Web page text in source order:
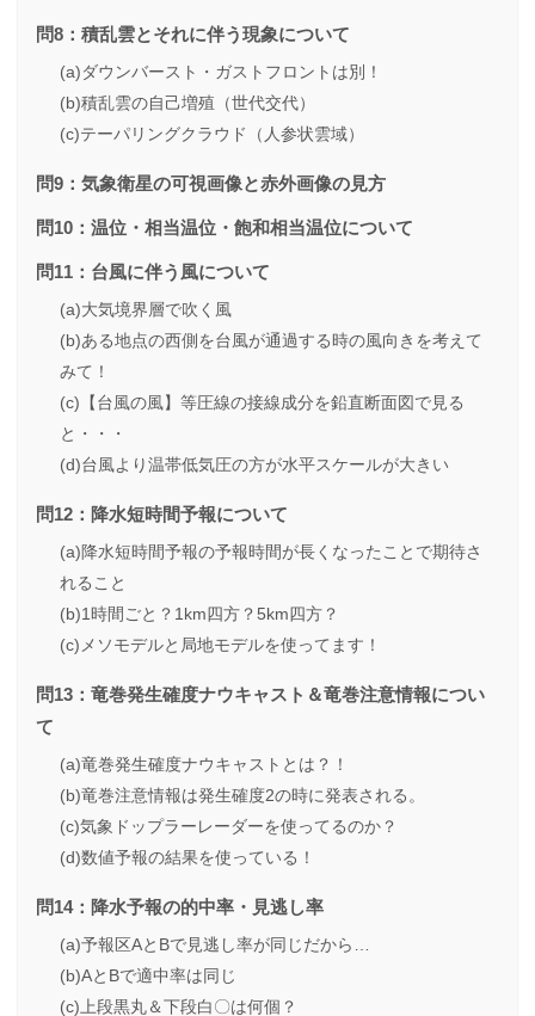
問8：積乱雲とそれに伴う現象について
(a)ダウンバースト・ガストフロントは別！
(b)積乱雲の自己増殖（世代交代）
(c)テーパリングクラウド（人参状雲域）
問9：気象衛星の可視画像と赤外画像の見方
問10：温位・相当温位・飽和相当温位について
問11：台風に伴う風について
(a)大気境界層で吹く風
(b)ある地点の西側を台風が通過する時の風向きを考えて
みて！
(c)【台風の風】等圧線の接線成分を鉛直断面図で見る
と・・・
(d)台風より温帯低気圧の方が水平スケールが大きい
問12：降水短時間予報について
(a)降水短時間予報の予報時間が長くなったことで期待さ
れること
(b)1時間ごと？1km四方？5km四方？
(c)メソモデルと局地モデルを使ってます！
問13：竜巻発生確度ナウキャスト＆竜巻注意情報につい
て
(a)竜巻発生確度ナウキャストとは？！
(b)竜巻注意情報は発生確度2の時に発表される。
(c)気象ドップラーレーダーを使ってるのか？
(d)数値予報の結果を使っている！
問14：降水予報の的中率・見逃し率
(a)予報区AとBで見逃し率が同じだから…
(b)AとBで適中率は同じ
(c)上段黒丸＆下段白〇は何個？